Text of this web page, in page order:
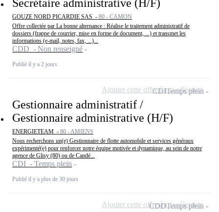
Secrétaire administrative (H/F)
GOUZE NORD PICARDIE SAS - 80 - CAMON
Offre collectée par La bonne alternance : Réalise le traitement administratif de
dossiers (frappe de courrier, mise en forme de document, ...) et transmet les
informations (e-mail, notes, fax, ...)...
CDD - Non renseigné
Publié il y a 2 jours
Gestionnaire administratif /
Gestionnaire administrative (H/F)
ENERGIETEAM - 80 - AMIENS
Nous recherchons un(e) Gestionnaire de flotte automobile et services généraux
expérimenté(e) pour renforcer notre équipe motivée et dynamique, au sein de notre
agence de Glisy (80) ou de Candé...
CDI - Temps plein
Publié il y a plus de 30 jours
CDITemps plein
Ajouter cette offre à ma sélection
CDDTemps plein
Ajouter cette offre à ma sélection